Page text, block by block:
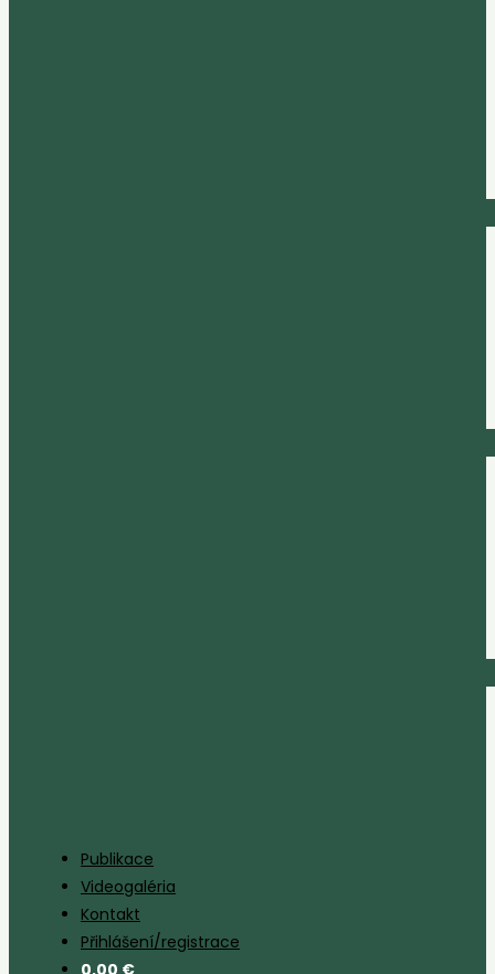
Publikace
Videogaléria
Kontakt
Přihlášení/registrace
0,00 €